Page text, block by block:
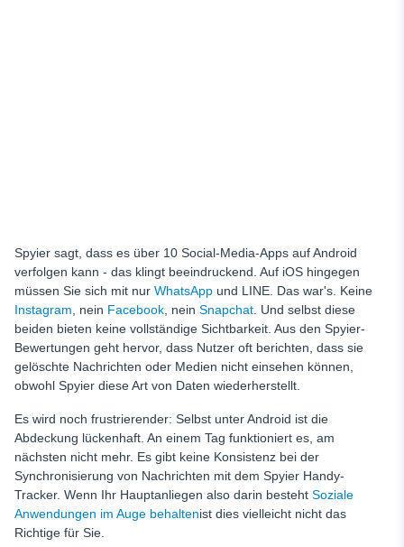
Spyier sagt, dass es über 10 Social-Media-Apps auf Android
verfolgen kann - das klingt beeindruckend. Auf iOS hingegen
müssen Sie sich mit nur WhatsApp und LINE. Das war's. Keine
Instagram , nein Facebook , nein Snapchat . Und selbst diese
beiden bieten keine vollständige Sichtbarkeit. Aus den Spyier-
Bewertungen geht hervor, dass Nutzer oft berichten, dass sie
gelöschte Nachrichten oder Medien nicht einsehen können,
obwohl Spyier diese Art von Daten wiederherstellt.
Es wird noch frustrierender: Selbst unter Android ist die
Abdeckung lückenhaft. An einem Tag funktioniert es, am
nächsten nicht mehr. Es gibt keine Konsistenz bei der
Synchronisierung von Nachrichten mit dem Spyier Handy-
Tracker. Wenn Ihr Hauptanliegen also darin besteht Soziale
Anwendungen im Auge behaltenist dies vielleicht nicht das
Richtige für Sie.